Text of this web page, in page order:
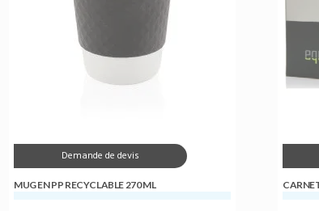
Demande de devis
MUG EN PP RECYCLABLE 270 ML